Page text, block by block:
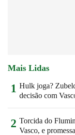
Mais Lidas
1 Hulk joga?
decisão com
2 Torcida do
Vasco, e